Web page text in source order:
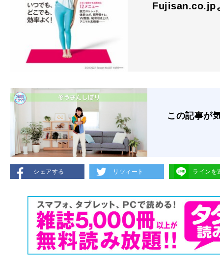
Fujisan.co.jp
この記事が
シェアする リツィート ラインを